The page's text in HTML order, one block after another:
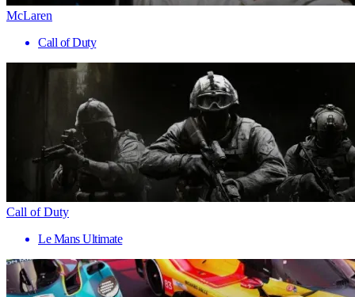
McLaren
Call of Duty
Call of Duty
Le Mans Ultimate